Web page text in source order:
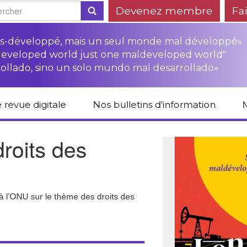
Devenez membre
développé, mais un seul monde mal développé»
world just one maldeveloped world"
sino un solo mundo mal desarrollado»
revue digitale
autre
Nos bulletins d’information
des
sur le thème des droits des